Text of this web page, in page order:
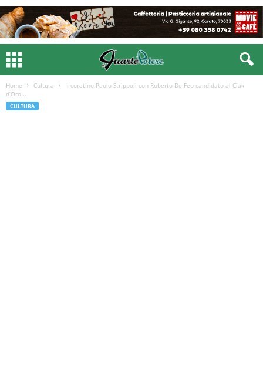
Home Cultura
Il coratino Paolo Strippoli con Roberto De Feo candidato al Ciak
d’Oro...
CULTURA